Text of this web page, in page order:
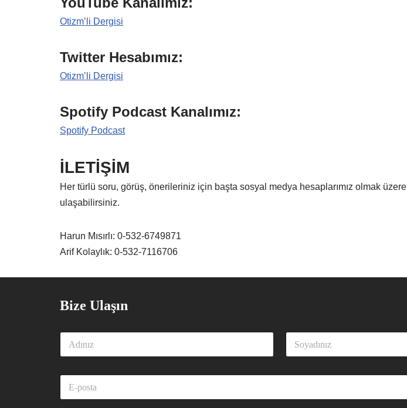
Otizm’li Dergisi
Twitter Hesabımız:
Otizm’li Dergisi
Spotify Podcast Kanalımız:
Spotify Podcast
İLETİŞİM
Her türlü soru, görüş, önerileriniz için başta sosyal medya hesaplarımız olmak üzere
ulaşabilirsiniz.
Harun Mısırlı: 0-532-6749871
Arif Kolaylık: 0-532-7116706
Bize Ulaşın